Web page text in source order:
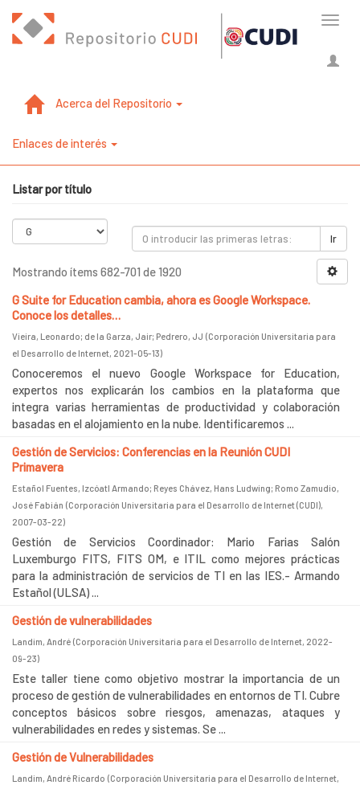
Acerca del Repositorio
Enlaces de interés
Listar por título
Ir
Mostrando ítems 682-701 de 1920
G Suite for Education cambia, ahora es Google Workspace.
Conoce los detalles…
Vieira, Leonardo; de la Garza, Jair; Pedrero, JJ (Corporación Universitaria para
el Desarrollo de Internet, 2021-05-13)
Conoceremos el nuevo Google Workspace for Education,
expertos nos explicarán los cambios en la plataforma que
integra varias herramientas de productividad y colaboración
basadas en el alojamiento en la nube. Identificaremos ...
Gestión de Servicios: Conferencias en la Reunión CUDI
Primavera
Estañol Fuentes, Izcóatl Armando; Reyes Chávez, Hans Ludwing; Romo Zamudio,
José Fabián (Corporación Universitaria para el Desarrollo de Internet (CUDI),
2007-03-22)
Gestión de Servicios Coordinador: Mario Farias Salón
Luxemburgo FITS, FITS OM, e ITIL como mejores prácticas
para la administración de servicios de TI en las IES.- Armando
Estañol (ULSA) ...
Gestión de vulnerabilidades
Landim, André (Corporación Universitaria para el Desarrollo de Internet, 2022-
09-23)
Este taller tiene como objetivo mostrar la importancia de un
proceso de gestión de vulnerabilidades en entornos de TI. Cubre
conceptos básicos sobre riesgos, amenazas, ataques y
vulnerabilidades en redes y sistemas. Se ...
Gestión de Vulnerabilidades
Landim, André Ricardo (Corporación Universitaria para el Desarrollo de Internet,